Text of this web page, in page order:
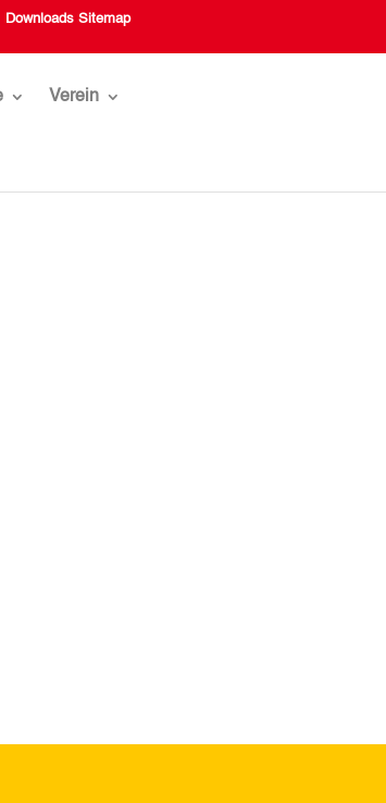
Downloads Sitemap
Verein